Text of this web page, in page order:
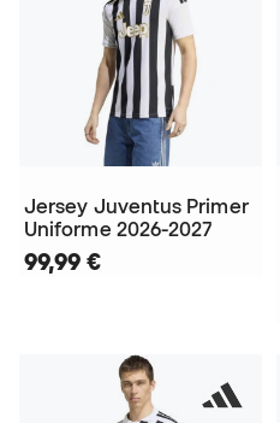
Jersey Juventus Primer
Uniforme 2026-2027
99,99 €